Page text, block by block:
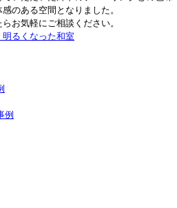
のある空間となりました。
お気軽にご相談ください。
るくなった和室